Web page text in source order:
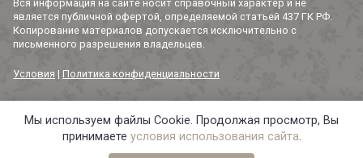
Вся информация на сайте носит справочный характер и не
является публичной офертой, определяемой статьей 437 ГК РФ.
Копирование материалов допускается исключительно с
письменного разрешения владельцев.
Условия | Политика конфиденциальности
© 2014-2026 «3 СОРОКИ». Все права защищены.
Мы используем файлы Cookie. Продолжая просмотр, Вы
принимаете условия использования сайта.